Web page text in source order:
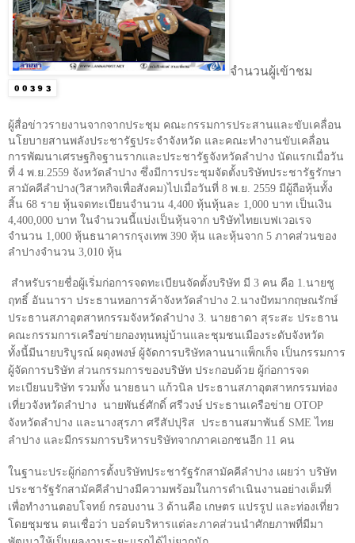
จำนวนผู้เข้าชม
ผู้สื่อข่าวรายงานจากจากประชุม คณะกรรมการประสานและขับเคลื่อน
นโยบายสานพลังประชารัฐประจำจังหวัด และคณะทำงานขับเคลื่อน
การพัฒนาเศรษฐกิจฐานรากและประชารัฐจังหวัดลำปาง นัดแรกเมื่อวัน
ที่ 4 พ.ย.2559 จังหวัดลำปาง ซึ่งมีการประชุมจัดตั้งบริษัทประชารัฐรักษา
สามัคคีลำปาง(วิสาหกิจเพื่อสังคม)ไปเมื่อวันที่ 8 พ.ย. 2559 มีผู้ถือหุ้นทั้ง
สิ้น 68 ราย หุ้นจดทะเบียนจำนวน 4,400 หุ้นหุ้นละ 1,000 บาท เป็นเงิน
4,400,000 บาท ในจำนวนนี้แบ่งเป็นหุ้นจาก บริษัทไทยเบฟเวอเรจ
จำนวน 1,000 หุ้นธนาคารกรุงเทพ 390 หุ้น และหุ้นจาก 5 ภาคส่วนของ
ลำปางจำนวน 3 010 หุ้น
สำหรับรายชื่อผู้เริ่มก่อการจดทะเบียนจัดตั้งบริษัท มี 3 คน คือ 1. นายชู
ฤทธิ์ อันนารา ประธานหอการค้าจังหวัดลำปาง 2. นางปัทมากฤษณรักษ์
ประธานสภาอุตสาหกรรมจังหวัดลำปาง 3. นายธาดา สุระสะ ประธาน
คณะกรรมการเครือข่ายกองทุนหมู่บ้านและชุมชนเมืองระดับจังหวัด
ทั้งนี้มีนายบริบูรณ์ ผดุงพงษ์ ผู้จัดการบริษัทลานนาแพ็กเก็จ เป็นกรรมการ
ผู้จัดการบริษัท ส่วนกรรมการของบริษัท ประกอบด้วย ผู้ก่อการจด
ทะเบียนบริษัท รวมทั้ง นายธนา แก้วนิล ประธานสภาอุตสาหกรรมท่อง
เที่ยวจังหวัดลำปาง นายพันธ์ศักดิ์ ศรีวงษ์ ประธานเครือข่าย OTOP
จังหวัดลำปาง และนางสุรภา ศรีสัปปุริส ประธานสมาพันธ์ SME ไทย
ลำปาง และมีกรรมการบริหารบริษัทจากภาคเอกชนอีก 11 คน
ในฐานะประผู้ก่อการตั้งบริษัทประชารัฐรักสามัคคีลำปาง เผยว่า บริษัท
ประชารัฐรักสามัคคีลำปางมีความพร้อมในการดำเนินงานอย่างเต็มที่
เพื่อทำงานตอบโจทย์ กรอบงาน 3 ด้านคือ เกษตร แปรรูป และท่องเที่ยว
โดยชุมชน ตนเชื่อว่า บอร์ดบริหารแต่ละภาคส่วนนำศักยภาพที่มีมา